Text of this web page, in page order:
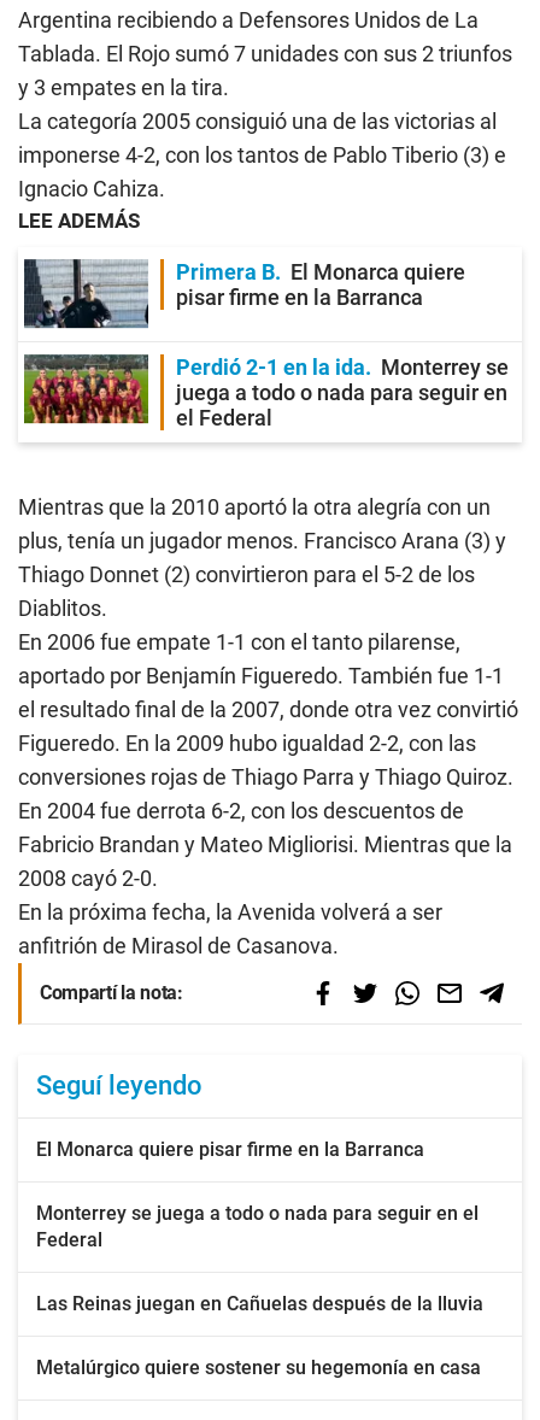
Argentina recibiendo a Defensores Unidos de La
Tablada. El Rojo sumó 7 unidades con sus 2 triunfos
y 3 empates en la tira.
La categoría 2005 consiguió una de las victorias al
imponerse 4-2, con los tantos de Pablo Tiberio (3) e
Ignacio Cahiza.
LEE ADEMÁS
Primera B
El Monarca quiere
pisar firme en la Barranca
Perdió 2-1 en la ida
Monterrey se
juega a todo o nada para seguir en
el Federal
Mientras que la 2010 aportó la otra alegría con un
plus, tenía un jugador menos. Francisco Arana (3) y
Thiago Donnet (2) convirtieron para el 5-2 de los
Diablitos.
En 2006 fue empate 1-1 con el tanto pilarense,
aportado por Benjamín Figueredo. También fue 1-1
el resultado final de la 2007, donde otra vez convirtió
Figueredo. En la 2009 hubo igualdad 2-2, con las
conversiones rojas de Thiago Parra y Thiago Quiroz.
En 2004 fue derrota 6-2, con los descuentos de
Fabricio Brandan y Mateo Migliorisi. Mientras que la
2008 cayó 2-0.
En la próxima fecha, la Avenida volverá a ser
anfitrión de Mirasol de Casanova.
Compartí la nota:
Seguí leyendo
El Monarca quiere pisar firme en la Barranca
Monterrey se juega a todo o nada para seguir en el
Federal
Las Reinas juegan en Cañuelas después de la lluvia
Metalúrgico quiere sostener su hegemonía en casa